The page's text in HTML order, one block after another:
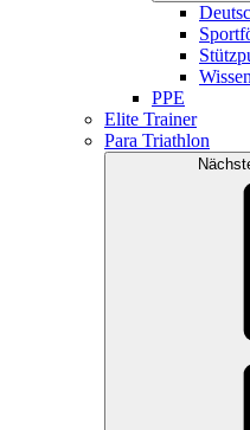
PPE
Elite Trainer
Para Triathlon